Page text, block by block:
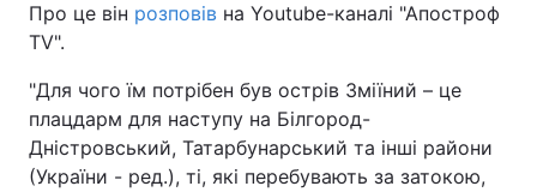
Спорт Наука
Зброя Інциденти
Здоров'я Туризм
Про це він розповів на Youtube-каналі "Апостроф
TV".
"Для чого їм потрібен був острів Зміїний – це
плацдарм для наступу на Білгород-
Дністровський, Татарбунарський та інші райони
(України - ред.), ті, які перебувають за затокою,